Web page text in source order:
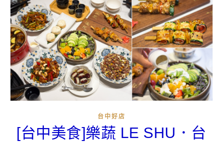
台中好店
[台中美食]樂蔬 LE SHU．台